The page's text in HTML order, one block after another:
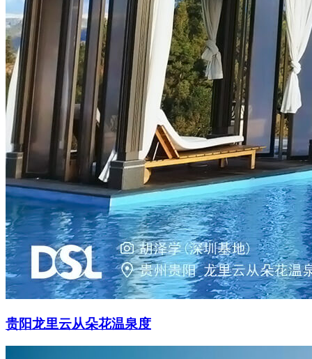
贵阳龙里云从朵花温泉度